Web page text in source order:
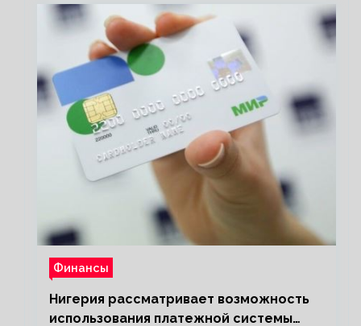
Финансы
Нигерия рассматривает возможность
использования платежной системы